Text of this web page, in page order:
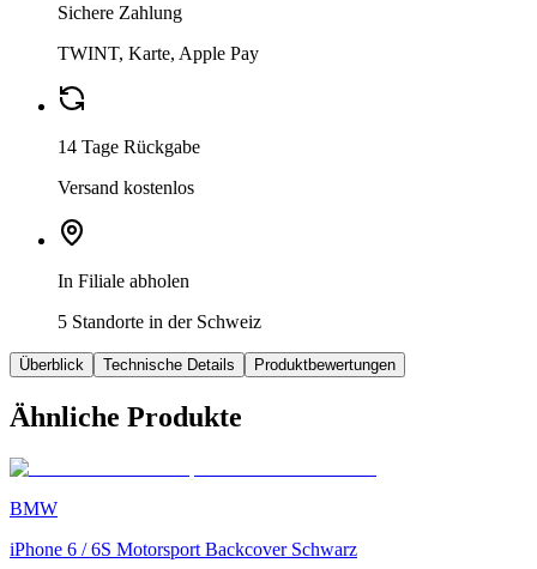
Sichere Zahlung
TWINT, Karte, Apple Pay
14 Tage Rückgabe
Versand kostenlos
In Filiale abholen
5 Standorte in der Schweiz
Überblick Technische Details Produktbewertungen
Ähnliche Produkte
BMW
iPhone 6 / 6S Motorsport Backcover Schwarz